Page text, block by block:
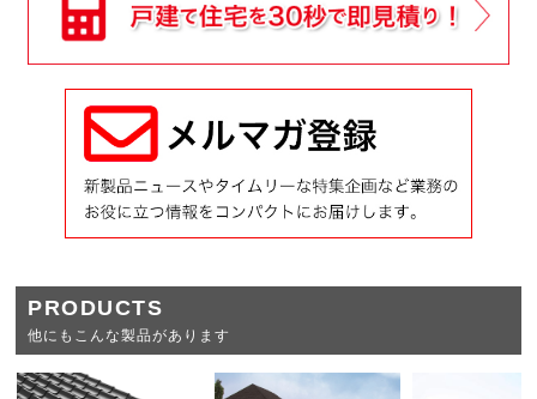
PRODUCTS
他にもこんな製品があります